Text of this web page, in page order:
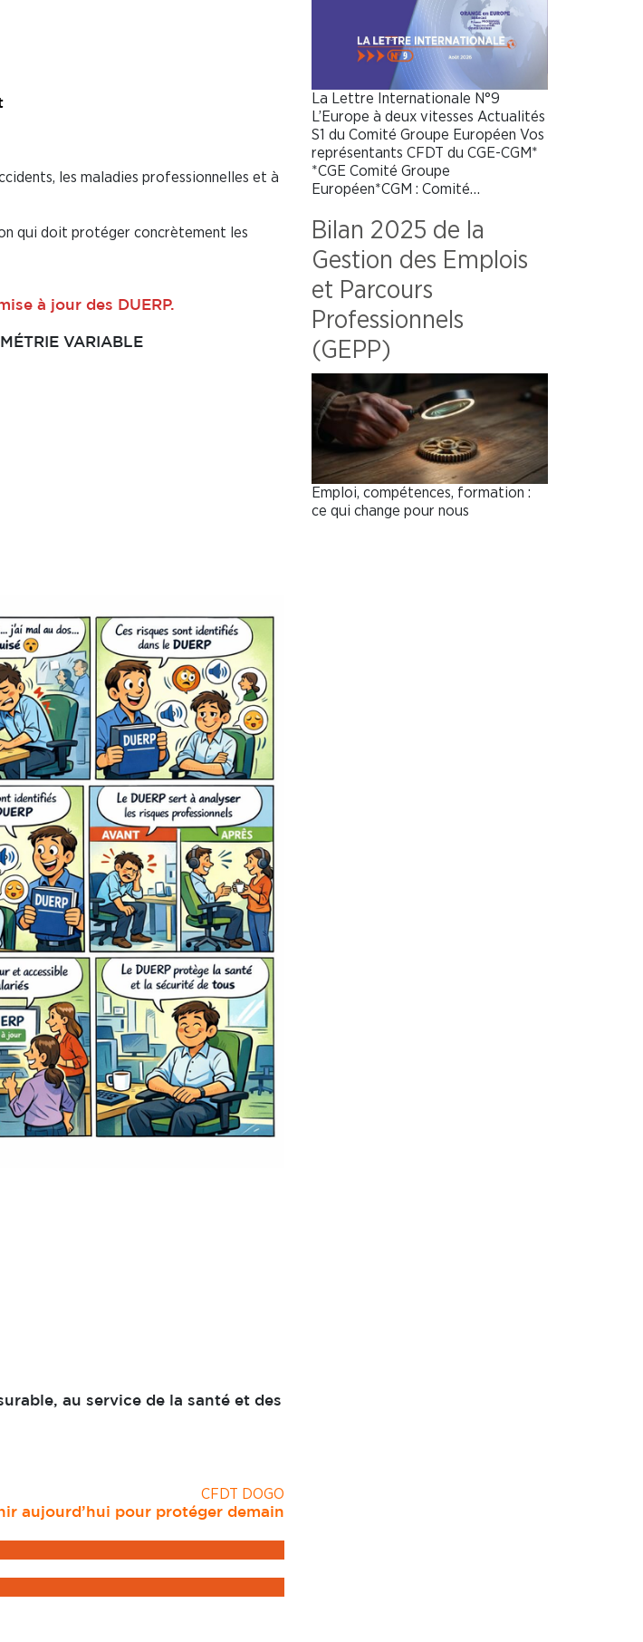
les maladies professionnelles et à
qui doit protéger concrètement les
à jour des DUERP.
VARIABLE
au service de la santé et des
CFDT DOGO
aujourd’hui pour protéger demain
La Lettre Internationale N°9
L’Europe à deux vitesses Actualités
S1 du Comité Groupe Européen Vos
représentants CFDT du CGE-CGM*
*CGE Comité Groupe
Européen*CGM : Comité…
Bilan 2025 de la
Gestion des Emplois
et Parcours
Professionnels
(GEPP)
Emploi, compétences, formation :
ce qui change pour nous